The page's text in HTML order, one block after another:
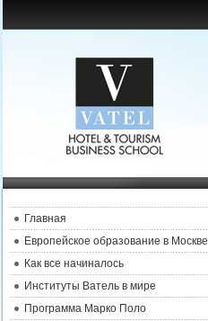
Главная
Европейское образование в Москве
Как все начиналось
Институты Ватель в мире
Программа Марко Поло